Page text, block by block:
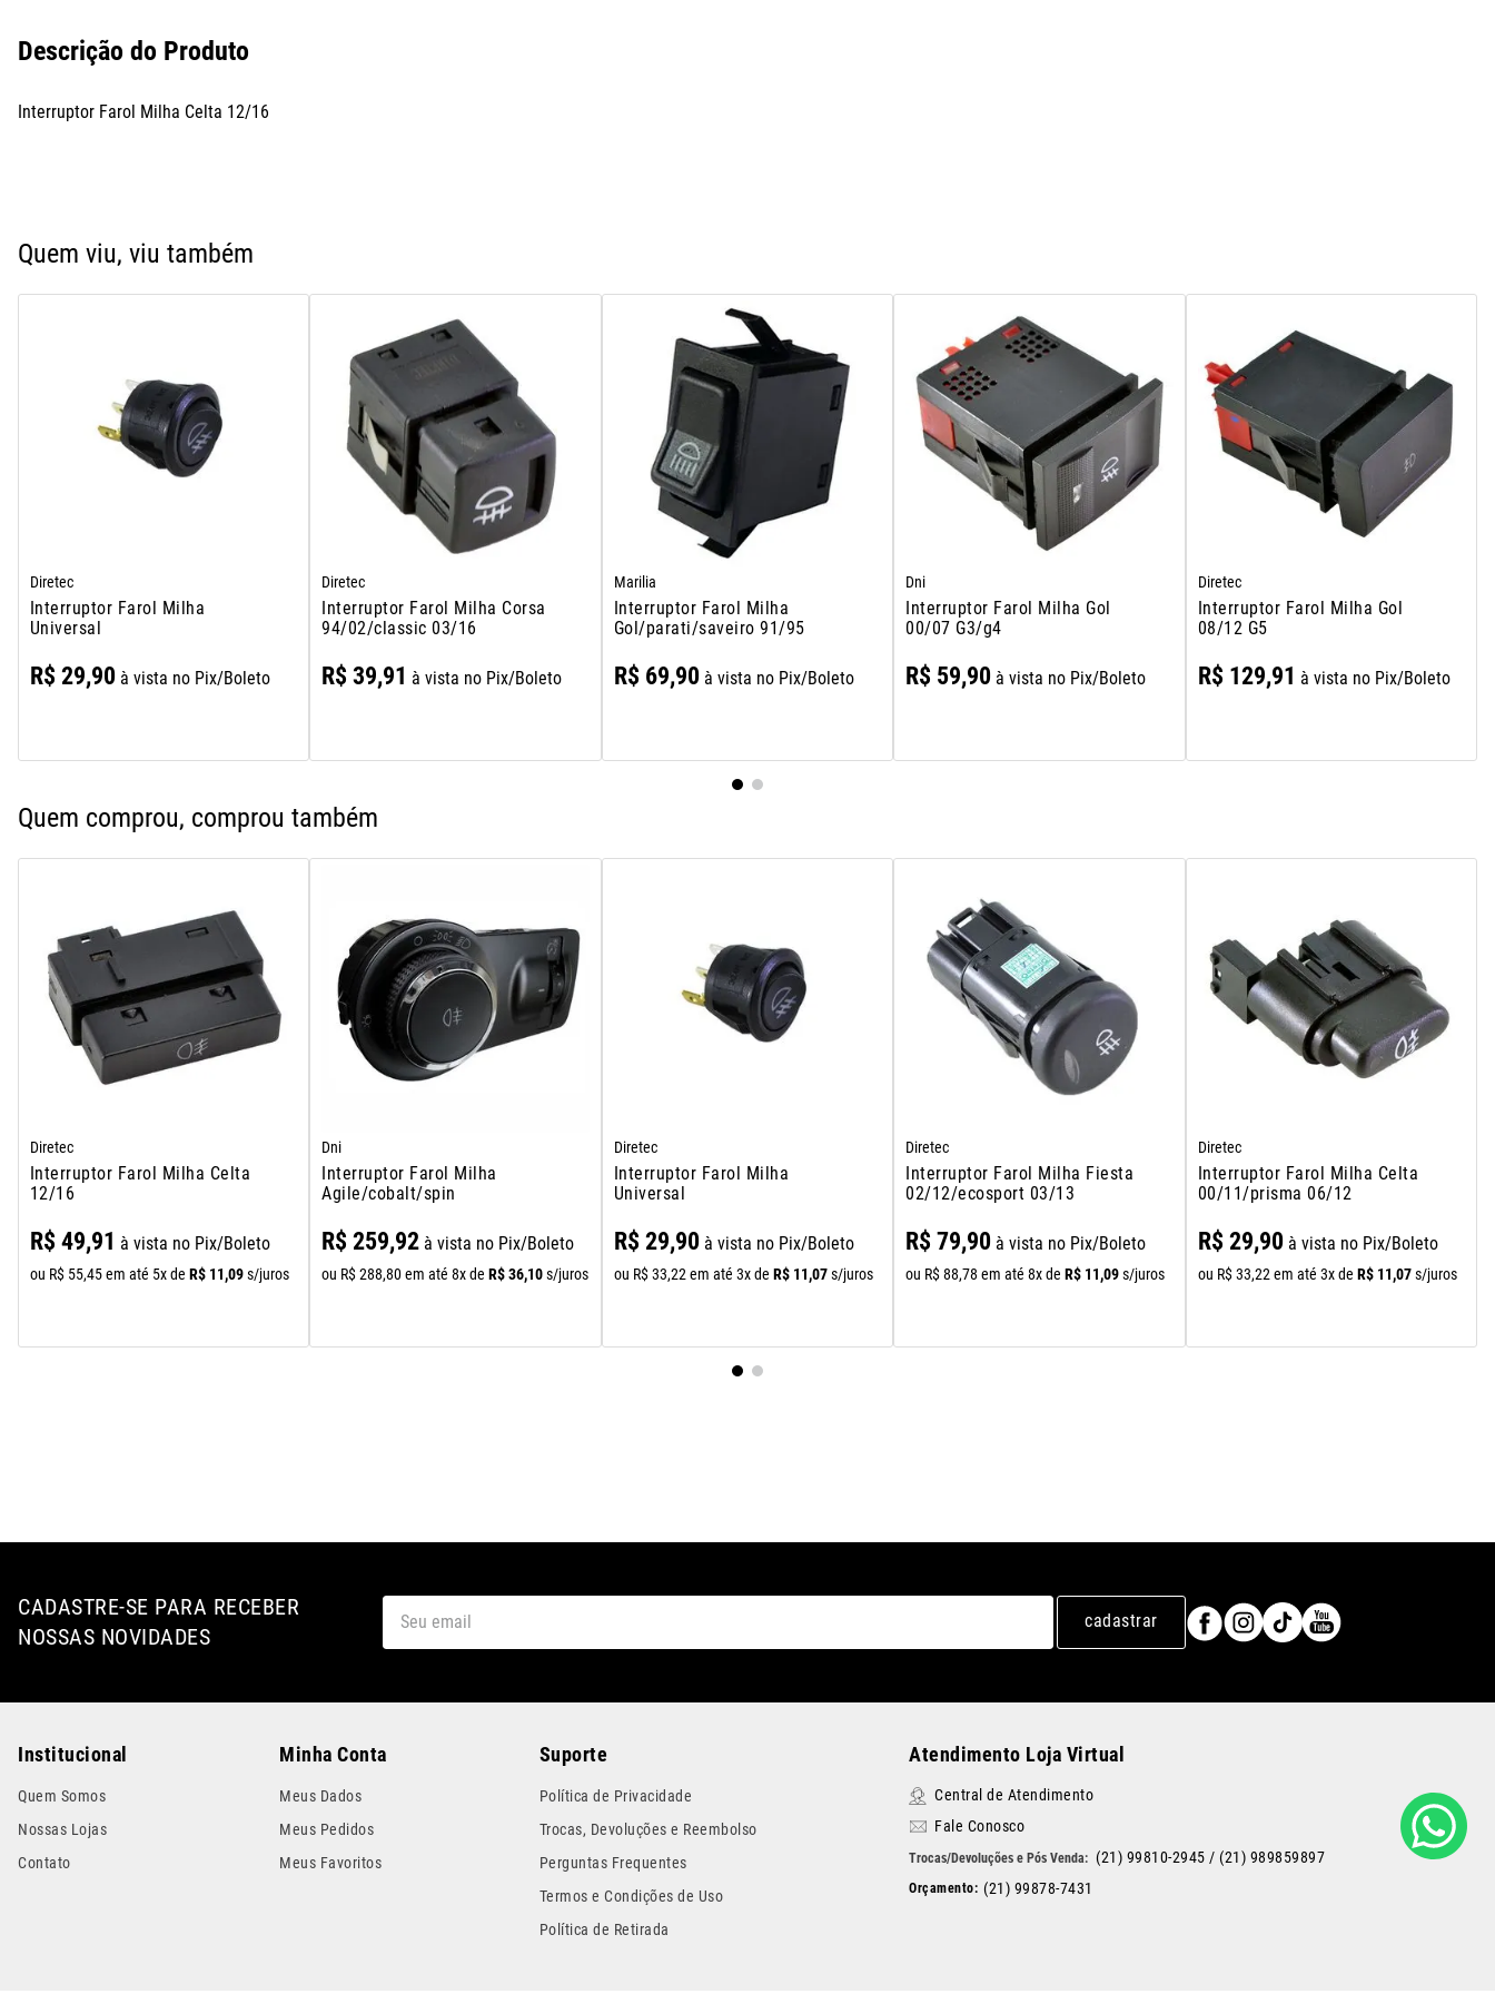
Descrição do Produto
Interruptor Farol Milha Celta 12/16
Quem viu, viu também
Diretec
Interruptor Farol Milha
Universal
R$ 29,90à vista no Pix/Boleto
Diretec
Interruptor Farol Milha Corsa
94/02/classic 03/16
R$ 39,91 à vista no Pix/Boleto
Marilia
Interruptor Farol Milha
Gol/parati/saveiro 91/95
R$ 69,90à vista no Pix/Boleto
Dni
Interruptor Farol Milha Gol
00/07 G3/g4
R$ 59,90 à vista no Pix/Boleto
Diretec
Interruptor Farol Milha Gol
08/12 G5
R$ 129,91 à vista no Pix/Boleto
Quem comprou, comprou também
Diretec
Interruptor Farol Milha Celta
12/16
R$ 49,91 à vista no Pix/Boleto
ou R$ 55,45em até 5x de R$ 11,09s/juros
Dni
Interruptor Farol Milha
Agile/cobalt/spin
R$ 259,92 à vista no Pix/Boleto
ou R$ 288,80 em até 8x de R$ 36,10 s/juros
Diretec
Interruptor Farol Milha
Universal
R$ 29,90à vista no Pix/Boleto
ou R$ 33,22 em até 3x de R$ 11,07 s/juros
Diretec
Interruptor Farol Milha Fiesta
02/12/ecosport 03/13
R$ 79,90 à vista no Pix/Boleto
ou R$88,78 em até 8x de R$ 11,09s/juros
Diretec
Interruptor Farol Milha Celta
00/11/prisma 06/12
R$ 29,90à vista no Pix/Boleto
ou R$ 33,22 em até 3x de R$ 11,07 s/juros
CADASTRE-SE PARA RECEBER
NOSSAS NOVIDADES
cadastrar
Institucional
Quem Somos
Nossas Lojas
Contato
Minha Conta
Meus Dados
Meus Pedidos
Meus Favoritos
Suporte
Política de Privacidade
Trocas, Devoluções e Reembolso
Perguntas Frequentes
Termos e Condições de Uso
Política de Retirada
Atendimento Loja Virtual
Central de Atendimento
Fale Conosco
(21) 99810-2945 / (21) 989859897
(21) 99878-7431